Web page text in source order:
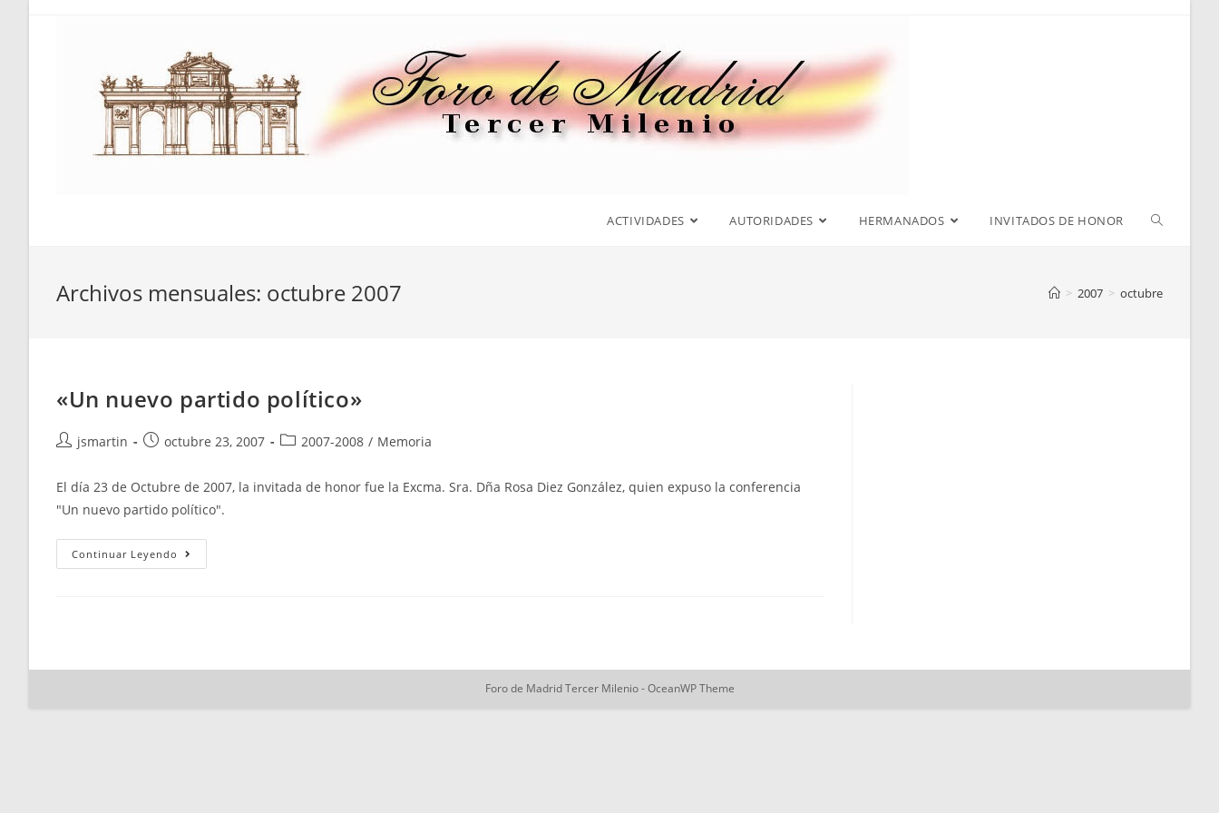
ACTIVIDADES AUTORIDADES HERMANADOS INVITADOS DE HONOR
Archivos mensuales: octubre 2007 > 2007 > octubre
«Un nuevo partido político»
Autor
la
entrada:
jsmartin
Publicación
la
entrada:
octubre 23, 2007
Categoría
entrada:
2007-2008 / Memoria
El día 23 de Octubre de 2007, la invitada de honor fue la Excma. Sra. Dña Rosa Diez González, quien expuso la conferencia
"Un nuevo partido político".
Continuar Leyendo «Un
Nuevo
Foro de Madrid Tercer Milenio - OceanWP Theme